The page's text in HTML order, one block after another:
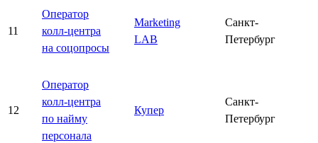
11
Оператор
колл-центра
на соцопросы
Marketing
LAB
Санкт-
Петербург
12
Оператор
колл-центра
по найму
персонала
Купер
Санкт-
Петербург